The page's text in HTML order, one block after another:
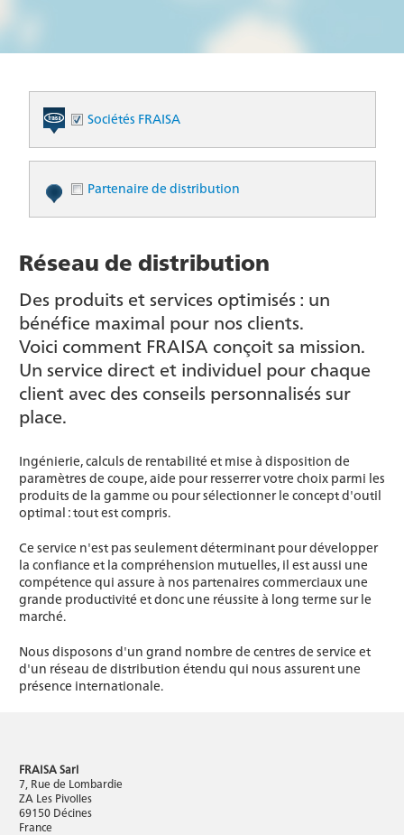
Sociétés FRAISA
Partenaire de distribution
Réseau de distribution
Des produits et services optimisés : un
bénéfice maximal pour nos clients.
Voici comment FRAISA conçoit sa mission.
Un service direct et individuel pour chaque
client avec des conseils personnalisés sur
place.
Ingénierie, calculs de rentabilité et mise à disposition de
paramètres de coupe, aide pour resserrer votre choix parmi les
produits de la gamme ou pour sélectionner le concept d'outil
optimal : tout est compris.
Ce service n'est pas seulement déterminant pour développer
la confiance et la compréhension mutuelles, il est aussi une
compétence qui assure à nos partenaires commerciaux une
grande productivité et donc une réussite à long terme sur le
marché.
Nous disposons d'un grand nombre de centres de service et
d'un réseau de distribution étendu qui nous assurent une
présence internationale.
FRAISA Sarl
7, Rue de Lombardie
ZA Les Pivolles
69150 Décines
France